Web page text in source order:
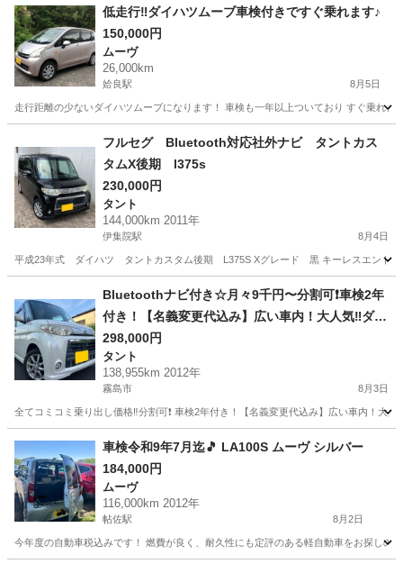
低走行‼️ダイハツムーブ車検付きですぐ乗れます♪
150,000円
ムーヴ
26,000km
姶良駅 8月5日
走行距離の少ないダイハツムーブになります！ 車検も一年以上ついており すぐ乗れ
姶良駅
フルセグ Bluetooth対応社外ナビ タントカス
タムX後期 l375s
230,000円
タント
144,000km 2011年
伊集院駅 8月4日
平成23年式 ダイハツ タントカスタム後期 L375S Xグレード 黒 キーレスエントリ
タント
Bluetoothナビ付き☆月々9千円〜分割可❗️車検2年
付き！【名義変更代込み】広い車内！大人気‼️ダイ
ハツ タントカスタム☆SDナビ付き☆走行中DVD見
れます♪ETC付き☆純正アルミ☆電動スライドドア
☆ドライブレコーダー☆そのまま乗って帰れま
298,000円
タント
138,955km 2012年
霧島市 8月3日
全てコミコミ乗り出し価格‼️分割可❗️ 車検2年付き！【名義変更代込み】広い車内！
鹿児島 霧島市 タント 走行距離
車検令和9年7月迄🎵 LA100S ムーヴ シルバー
184,000円
ムーヴ
116,000km 2012年
帖佐駅 8月2日
今年度の自動車税込みです！ 燃費が良く、耐久性にも定評のある軽自動車をお探し